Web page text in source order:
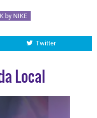
by NIKE
Twitter
Local